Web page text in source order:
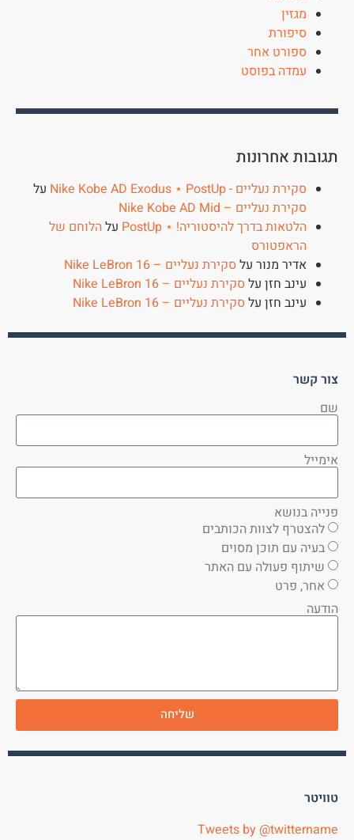
מגזין
סיפורת
ספורט אחר
עמדה בפוסט
תגובות אחרונות
סקירת נעליים - Nike Kobe AD Exodus ⋆ PostUp
על
סקירת נעליים – Nike Kobe AD Mid
הלטאות בדרך להיסטוריה! ⋆ PostUp
עלהלוחם של
הראפטורס
אדיר מנור על סקירת נעליים – Nike LeBron 16
עינב חזן על סקירת נעליים – Nike LeBron 16
עינב חזן על סקירת נעליים – Nike LeBron 16
צור קשר
שם
אימייל
פנייה בנושא
להצטרף לצוות הכותבים
בעיה עם תוכן מסוים
שיתוף פעולה עם האתר
אחר, פרט
הודעה
שליחה
טוויטר
Tweets by @twittername